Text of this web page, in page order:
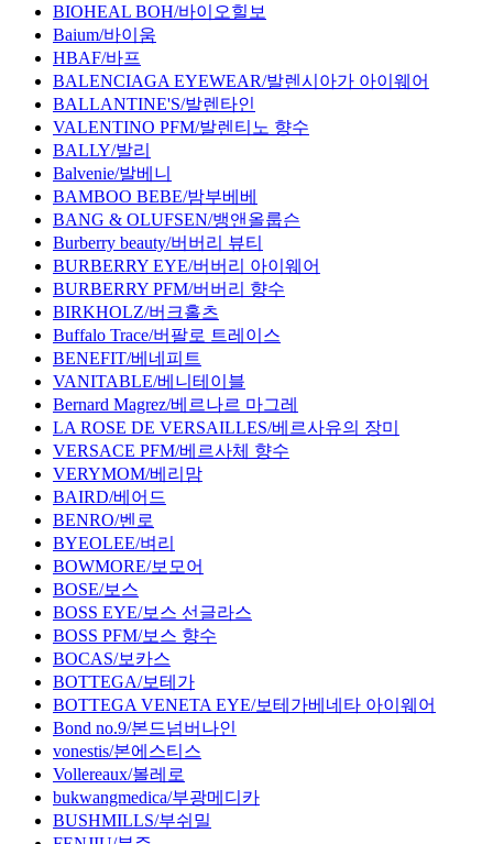
BIOHEAL BOH/바이오힐보
Baium/바이움
HBAF/바프
BALENCIAGA EYEWEAR/발렌시아가 아이웨어
BALLANTINE'S/발렌타인
VALENTINO PFM/발렌티노 향수
BALLY/발리
Balvenie/발베니
BAMBOO BEBE/밤부베베
BANG & OLUFSEN/뱅앤올룹슨
Burberry beauty/버버리 뷰티
BURBERRY EYE/버버리 아이웨어
BURBERRY PFM/버버리 향수
BIRKHOLZ/버크홀츠
Buffalo Trace/버팔로 트레이스
BENEFIT/베네피트
VANITABLE/베니테이블
Bernard Magrez/베르나르 마그레
LA ROSE DE VERSAILLES/베르사유의 장미
VERSACE PFM/베르사체 향수
VERYMOM/베리맘
BAIRD/베어드
BENRO/벤로
BYEOLEE/벼리
BOWMORE/보모어
BOSE/보스
BOSS EYE/보스 선글라스
BOSS PFM/보스 향수
BOCAS/보카스
BOTTEGA/보테가
BOTTEGA VENETA EYE/보테가베네타 아이웨어
Bond no.9/본드넘버나인
vonestis/본에스티스
Vollereaux/볼레로
bukwangmedica/부광메디카
BUSHMILLS/부쉬밀